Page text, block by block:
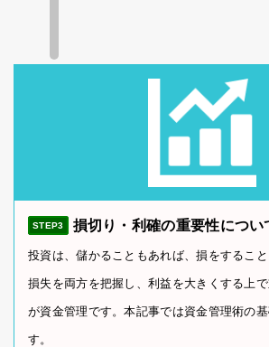
STEP3 損切り・利確の重要性につい
投資は、儲かることもあれば、損をするこ
損失を両方を把握し、利益を大きくする上
が資金管理です。本記事では資金管理術の
す。